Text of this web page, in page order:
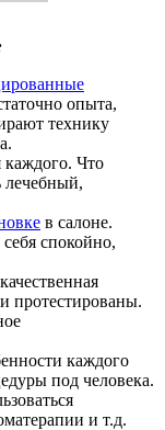
опыта,
технику
каждого. Что
лечебный,
в салоне.
спокойно,
протестированы.
каждого
под человека.
и т.д.